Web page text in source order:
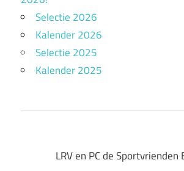
Selectie 2026
Kalender 2026
Selectie 2025
Kalender 2025
LRV en PC de Sportvrienden